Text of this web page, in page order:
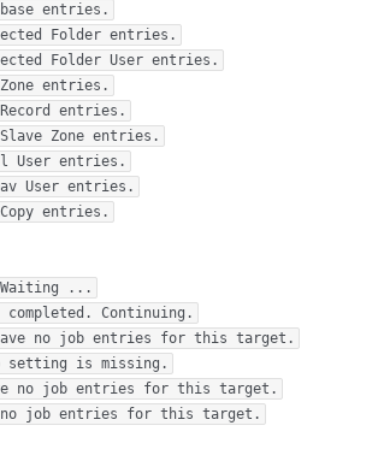
entries.
Folder entries.
Folder User entries.
entries.
entries.
Zone entries.
User entries.
User entries.
entries.
Waiting ...
completed. Continuing.
have no job entries for this target.
setting is missing.
no job entries for this target.
no job entries for this target.